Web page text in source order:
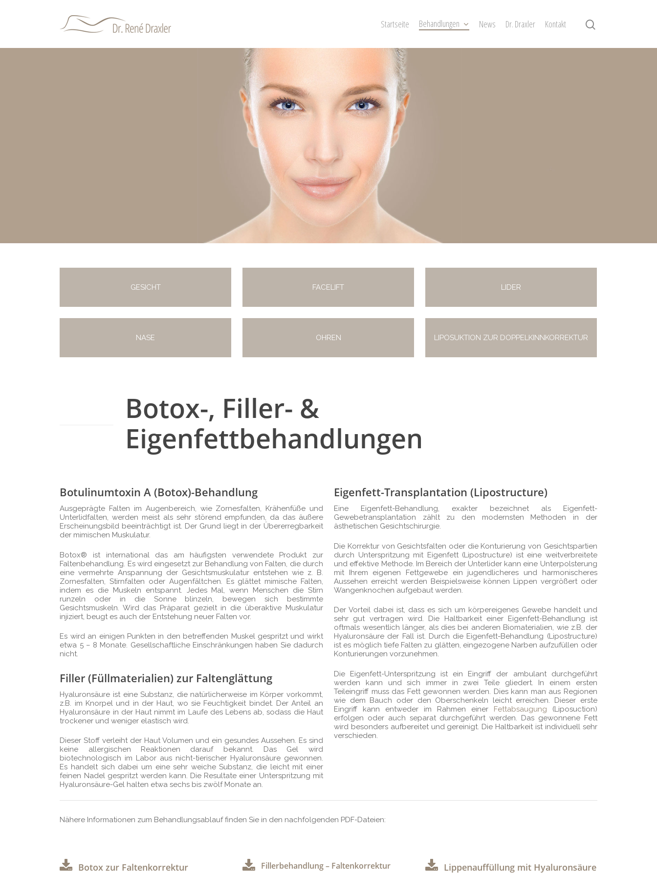
Startseite Behandlungen News Dr. Draxler Kontakt
GESICHT FACELIFT LIDER
NASE OHREN LIPOSUKTION ZUR DOPPELKINNKORREKTUR
Botox-, Filler- &
Eigenfettbehandlungen
Botulinumtoxin A (Botox)-Behandlung
Ausgeprägte Falten im Augenbereich, wie Zornesfalten, Krähenfüße und
Unterlidfalten, werden meist als sehr störend empfunden, da das äußere
Erscheinungsbild beeinträchtigt ist. Der Grund liegt in der Übererregbarkeit
der mimischen Muskulatur.
Botox® ist international das am häufigsten verwendete Produkt zur
Faltenbehandlung. Es wird eingesetzt zur Behandlung von Falten, die durch
eine vermehrte Anspannung der Gesichtsmuskulatur entstehen wie z. B.
Zornesfalten, Stirnfalten oder Augenfältchen. Es glättet mimische Falten,
indem es die Muskeln entspannt. Jedes Mal, wenn Menschen die Stirn
runzeln oder in die Sonne blinzeln, bewegen sich bestimmte
Gesichtsmuskeln. Wird das Präparat gezielt in die überaktive Muskulatur
injiziert, beugt es auch der Entstehung neuer Falten vor.
Es wird an einigen Punkten in den betreffenden Muskel gespritzt und wirkt
etwa 5 – 8 Monate. Gesellschaftliche Einschränkungen haben Sie dadurch
nicht.
Filler (Füllmaterialien) zur Faltenglättung
Hyaluronsäure ist eine Substanz, die natürlicherweise im Körper vorkommt,
z.B. im Knorpel und in der Haut, wo sie Feuchtigkeit bindet. Der Anteil an
Hyaluronsäure in der Haut nimmt im Laufe des Lebens ab, sodass die Haut
trockener und weniger elastisch wird.
Dieser Stoff verleiht der Haut Volumen und ein gesundes Aussehen. Es sind
keine allergischen Reaktionen darauf bekannt. Das Gel wird
biotechnologisch im Labor aus nicht-tierischer Hyaluronsäure gewonnen.
Es handelt sich dabei um eine sehr weiche Substanz, die leicht mit einer
feinen Nadel gespritzt werden kann. Die Resultate einer Unterspritzung mit
Hyaluronsäure-Gel halten etwa sechs bis zwölf Monate an.
Eigenfett-Transplantation (Lipostructure)
Eine Eigenfett-Behandlung, exakter bezeichnet als Eigenfett-
Gewebetransplantation zählt zu den modernsten Methoden in der
ästhetischen Gesichtschirurgie.
Die Korrektur von Gesichtsfalten oder die Konturierung von Gesichtspartien
durch Unterspritzung mit Eigenfett (Lipostructure) ist eine weitverbreitete
und effektive Methode. Im Bereich der Unterlider kann eine Unterpolsterung
mit Ihrem eigenen Fettgewebe ein jugendlicheres und harmonischeres
Aussehen erreicht werden Beispielsweise können Lippen vergrößert oder
Wangenknochen aufgebaut werden.
Der Vorteil dabei ist, dass es sich um körpereigenes Gewebe handelt und
sehr gut vertragen wird. Die Haltbarkeit einer Eigenfett-Behandlung ist
oftmals wesentlich länger, als dies bei anderen Biomaterialien, wie z.B. der
Hyaluronsäure der Fall ist. Durch die Eigenfett-Behandlung (Lipostructure)
ist es möglich tiefe Falten zu glätten, eingezogene Narben aufzufüllen oder
Konturierungen vorzunehmen.
Die Eigenfett-Unterspritzung ist ein Eingriff der ambulant durchgeführt
werden kann und sich immer in zwei Teile gliedert. In einem ersten
Teileingriff muss das Fett gewonnen werden. Dies kann man aus Regionen
wie dem Bauch oder den Oberschenkeln leicht erreichen. Dieser erste
Eingriff kann entweder im Rahmen einer Fettabsaugung (Liposuction)
erfolgen oder auch separat durchgeführt werden. Das gewonnene Fett
wird besonders aufbereitet und gereinigt. Die Haltbarkeit ist individuell sehr
verschieden.
Nähere Informationen zum Behandlungsablauf finden Sie in den nachfolgenden PDF-Dateien:
Botox zur Faltenkorrektur Fillerbehandlung – Faltenkorrektur Lippenauffüllung mit Hyaluronsäure